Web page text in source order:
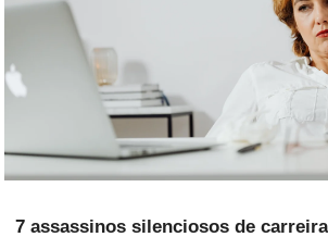
7 assassinos silenciosos de